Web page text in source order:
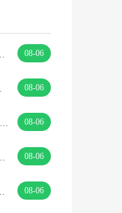
08-06
08-06
08-06
08-06
08-06